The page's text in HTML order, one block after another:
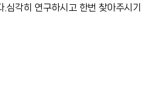
심각히 연구하시고 한번 찾아주시기